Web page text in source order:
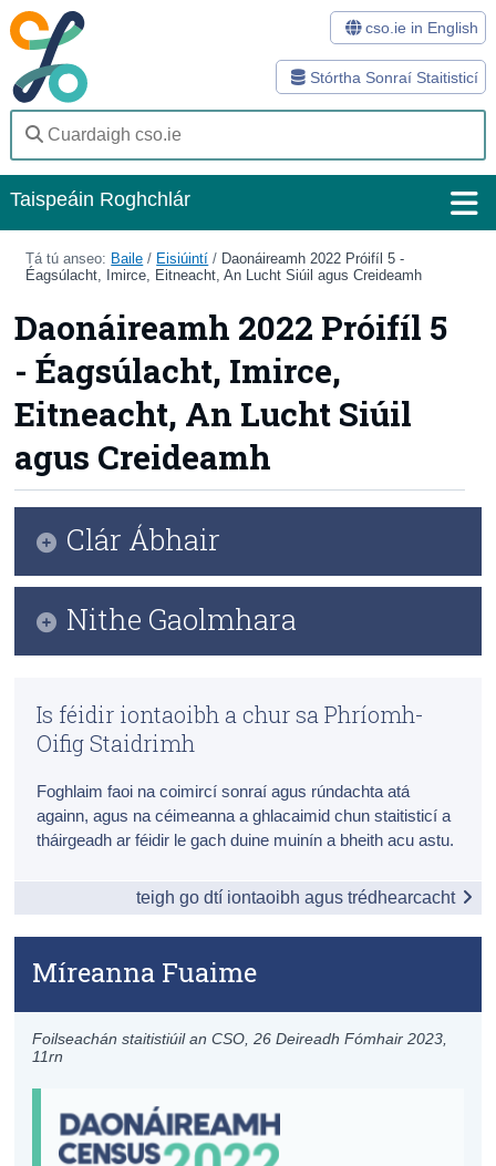
Stórtha Sonraí Staitisticí
cso.ie in English
Taispeáin Roghchlár
Baile
Stórtha Sonraí
Modhanna
Eolas Fúinn
Daonáireamh
Iontaoibh & Trédhearcacht
Tá tú anseo: Baile / Eisiúintí / Daonáireamh 2022 Próifíl 5 -
Éagsúlacht, Imirce, Eitneacht, An Lucht Siúil agus Creideamh
Daonáireamh 2022 Próifíl 5
- Éagsúlacht, Imirce,
Eitneacht, An Lucht Siúil
agus Creideamh
Míreanna Fuaime
Foilseachán staitistiúil an CSO,26 Deireadh Fómhair 2023
11rn
Clár Ábhair
Foirmeacha
Preasráiteas
Nithe Gaolmhara
Ceisteanna Coitianta ar Thorthaí Dhaonáireamh
2022
Daonáireamh 2022 Próifíl 5 - Éagsúlacht, Imirce,
Eitneacht, An lucht Siúil agus Creideamh [EN]
Is féidir iontaoibh a chur sa Phríomh-
Oifig Staidrimh
Foghlaim faoi na coimircí sonraí agus rúndachta atá
againn, agus na céimeanna a ghlacaimid chun staitisticí a
tháirgeadh ar féidir le gach duine muinín a bheith acu astu.
teigh go dtí iontaoibh agus trédhearcacht